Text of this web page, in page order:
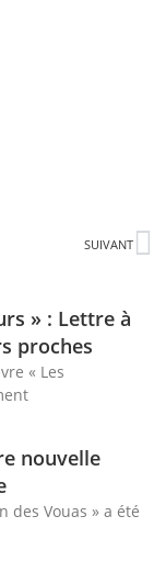
SUIVANT
» : Lettre à
proches
« Les
nouvelle
des Vouas » a été